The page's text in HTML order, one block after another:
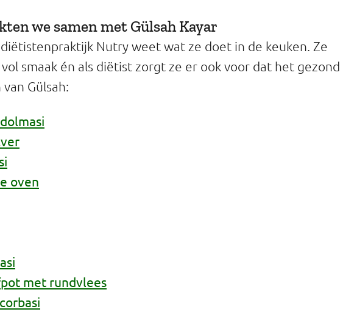
we samen met Gülsah Kayar
diëtistenpraktijk Nutry weet wat ze doet in de keuken. Ze
smaak én als diëtist zorgt ze er ook voor dat het gezond
Gülsah:
oven
met rundvlees